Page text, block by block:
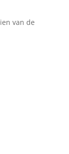
van de